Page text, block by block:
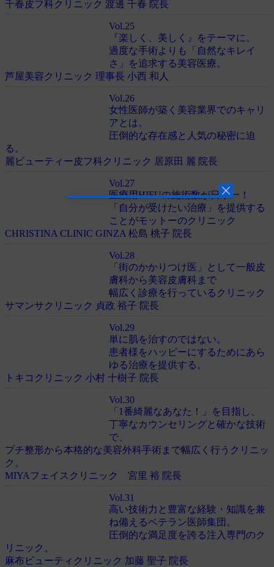
千春皮フ科クリニック 渡邊 千春 院長
Vol.25
『楽しく、美しく』をテーマに。
過度な手術よりも「自然なキレイ
さ」を追求する美容医療。
芦屋美容クリニック 理事長 小西 和人
Vol.26
女性医師が築く美容業界でのキャリ
アとは。
圧倒的な存在感と人気の秘密に迫
る。
麗ビューティー皮フ科クリニック 居原田 麗 院長
Vol.27
医療用HIFUの施術数が日本一！
「自分が受けたい治療」を提供する
ことがモットーのクリニック
CHRISTINA CLINIC GINZA 松島 桃子 院長
Vol.28
「街のかかりつけ医」として一般皮
膚科から美容皮膚科まで
幅広く診療を行っているクリニック
サマンサクリニック 貞政 裕子 院長
Vol.29
単に肌を治すのではない。
患者様をハッピーにするためにあら
ゆる治療を提供する。
トキコクリニック 小村 十樹子 院長
Vol.30
「1番綺麗なあなた！」を目指し、
丁寧なカウンセリングと確かな技術
で、
プチ整形から本格的な美容外科手術まで幅広く行うクリニッ
ク。
MIYAフェイスクリニック 宮里 裕 院長
Vol.31
高い技術力と豊富な経験・知識を兼
ね備えるベテラン医師集団。
圧倒的な満足度を誇る注入専門のク
リニック。
麻布ビューティクリニック 加藤 聖子 院長